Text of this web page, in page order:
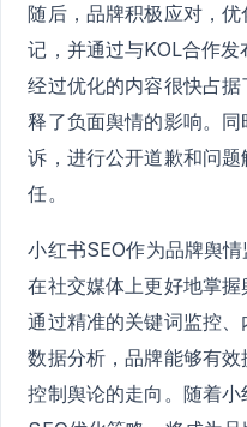
随后，品牌积极应对，
记，并通过与KOL合作
经过优化的内容很快占
释了负面舆情的影响。
诉，进行公开道歉和问
任。
小红书SEO作为品牌舆
在社交媒体上更好地掌握
通过精准的关键词监控
数据分析，品牌能够有效
控制舆论的走向。随着